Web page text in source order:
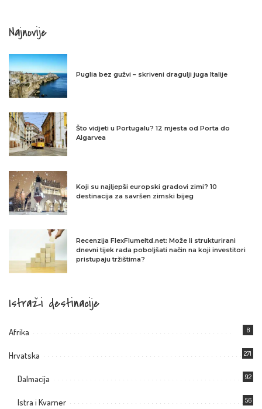
Najnovije
Puglia bez gužvi – skriveni dragulji juga Italije
Što vidjeti u Portugalu? 12 mjesta od Porta do
Algarvea
Koji su najljepši europski gradovi zimi? 10
destinacija za savršen zimski bijeg
Recenzija FlexFlumeltd.net: Može li strukturirani
dnevni tijek rada poboljšati način na koji investitori
pristupaju tržištima?
Istraži destinacije
Afrika 8
Hrvatska 271
Dalmacija 92
Istra i Kvarner 56